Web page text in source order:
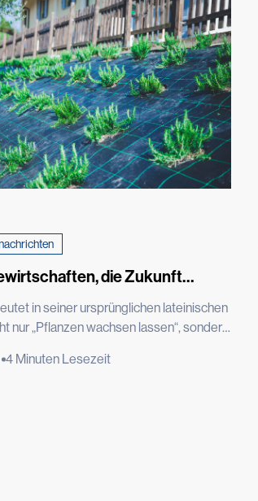
the Global Climate 2025“ die letzten elf
die Zukunft
in seiner ursprünglichen lateinischen
nur „Pflanzen wachsen lassen“, sondern
ist ein Wort, das schon vor der
4 Minuten Lesezeit